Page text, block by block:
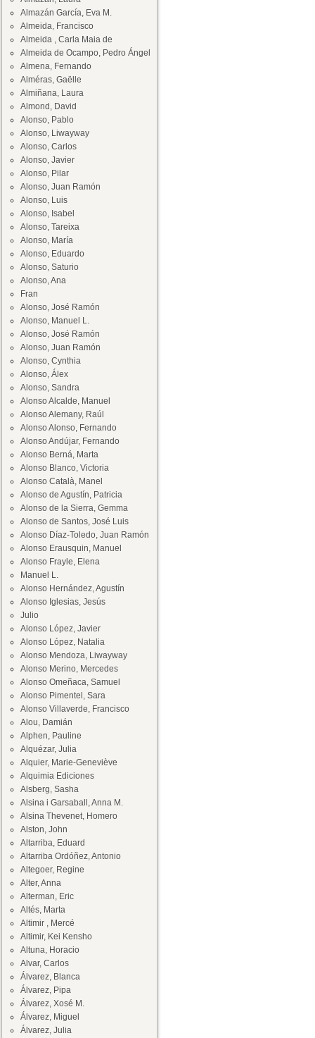
Almazán García, Eva M.
Almeida, Francisco
Almeida , Carla Maia de
Almeida de Ocampo, Pedro Ángel
Almena, Fernando
Alméras, Gaëlle
Almiñana, Laura
Almond, David
Alonso, Pablo
Alonso, Liwayway
Alonso, Carlos
Alonso, Javier
Alonso, Pilar
Alonso, Juan Ramón
Alonso, Luis
Alonso, Isabel
Alonso, Tareixa
Alonso, María
Alonso, Eduardo
Alonso, Saturio
Alonso, Ana
Fran
Alonso, José Ramón
Alonso, Manuel L.
Alonso, José Ramón
Alonso, Juan Ramón
Alonso, Cynthia
Alonso, Álex
Alonso, Sandra
Alonso Alcalde, Manuel
Alonso Alemany, Raúl
Alonso Alonso, Fernando
Alonso Andújar, Fernando
Alonso Berná, Marta
Alonso Blanco, Victoria
Alonso Català, Manel
Alonso de Agustín, Patricia
Alonso de la Sierra, Gemma
Alonso de Santos, José Luis
Alonso Díaz-Toledo, Juan Ramón
Alonso Erausquin, Manuel
Alonso Frayle, Elena
Manuel L.
Alonso Hernández, Agustín
Alonso Iglesias, Jesús
Julio
Alonso López, Javier
Alonso López, Natalia
Alonso Mendoza, Liwayway
Alonso Merino, Mercedes
Alonso Omeñaca, Samuel
Alonso Pimentel, Sara
Alonso Villaverde, Francisco
Alou, Damián
Alphen, Pauline
Alquézar, Julia
Alquier, Marie-Geneviève
Alquimia Ediciones
Alsberg, Sasha
Alsina i Garsaball, Anna M.
Alsina Thevenet, Homero
Alston, John
Altarriba, Eduard
Altarriba Ordóñez, Antonio
Altegoer, Regine
Alter, Anna
Alterman, Eric
Altés, Marta
Altimir , Mercé
Altimir, Kei Kensho
Altuna, Horacio
Alvar, Carlos
Álvarez, Blanca
Álvarez, Pipa
Álvarez, Xosé M.
Álvarez, Miguel
Álvarez, Julia